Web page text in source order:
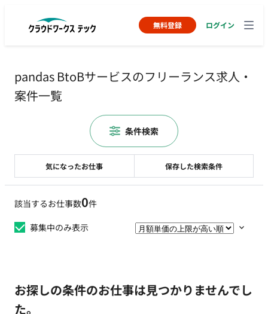
無料登録 ログイン
pandas BtoBサービスのフリーランス求人・
案件一覧
該当するお仕事数0件
募集中のみ表示
お探しの条件のお仕事は見つかりませんでし
た。
気になったお仕事 保存した検索条件
条件検索